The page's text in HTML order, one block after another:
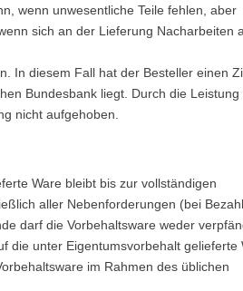
wenn unwesentliche Teile fehlen, aber
sich an der Lieferung Nacharbeiten
In diesem Fall hat der Besteller einen
Bundesbank liegt. Durch die Leistung
nicht aufgehoben.
Ware bleibt bis zur vollständigen
aller Nebenforderungen (bei
darf die Vorbehaltsware weder
die unter Eigentumsvorbehalt gelieferte
im Rahmen des üblichen